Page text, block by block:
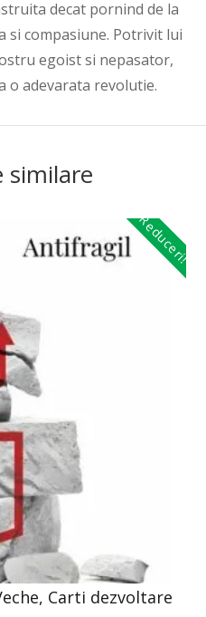
decat pornind de la
si compasiune. Potrivit lui
egoist si nepasator,
o adevarata revolutie.
similare
Reduceri!
Carti dezvoltare